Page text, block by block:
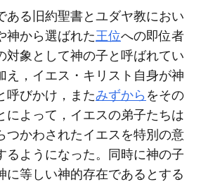
ある旧約聖書とユダヤ教におい
神から選ばれた王位への即位者
対象として神の子と呼ばれてい
え，イエス・キリスト自身が神
呼びかけ，またみずから をその
によって，イエスの弟子たちは
つかわされたイエスを特別の意
るようになった。同時に神の子
に等しい神的存在であるとする